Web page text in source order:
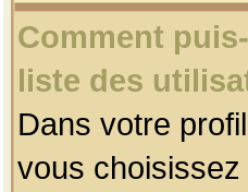
Comment
liste des
Dans votre
vous choisissez